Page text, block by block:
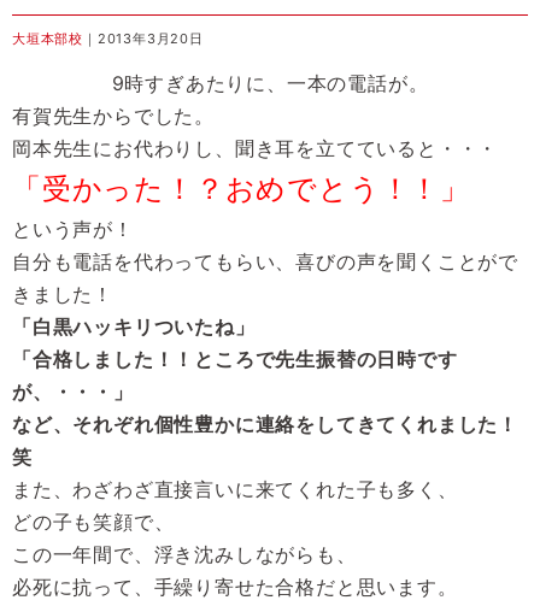
大垣本部校 ｜2013年3月20日
9時すぎあたりに、一本の電話が。
有賀先生からでした。
岡本先生にお代わりし、聞き耳を立てていると・・・
「受かった！？おめでとう！！」
という声が！
自分も電話を代わってもらい、喜びの声を聞くことがで
きました！
「白黒ハッキリついたね」
「合格しました！！ところで先生振替の日時です
が、・・・」
など、それぞれ個性豊かに連絡をしてきてくれました！
笑
また、わざわざ直接言いに来てくれた子も多く、
どの子も笑顔で、
この一年間で、浮き沈みしながらも、
必死に抗って、手繰り寄せた合格だと思います。